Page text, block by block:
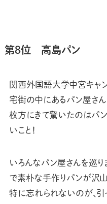
第8位 高島パン
関西外国語大学中宮キャ
宅街の中にあるパン屋さん
枚方にきて驚いたのはパ
いこと！
いろんなパン屋さんを巡り
で素朴な手作りパンが沢山
特に忘れられないのが、引